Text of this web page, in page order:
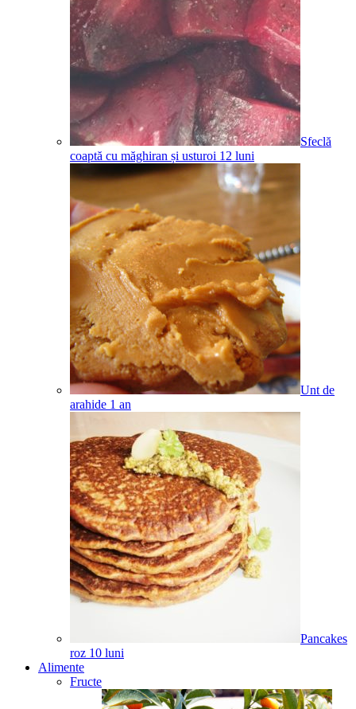
Sfeclă
coaptă cu măghiran și usturoi 12 luni
Unt de
arahide 1 an
Pancakes
roz 10 luni
Alimente
Fructe